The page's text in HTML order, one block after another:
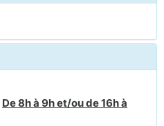
De 8h à 9h et/ou de 16h à